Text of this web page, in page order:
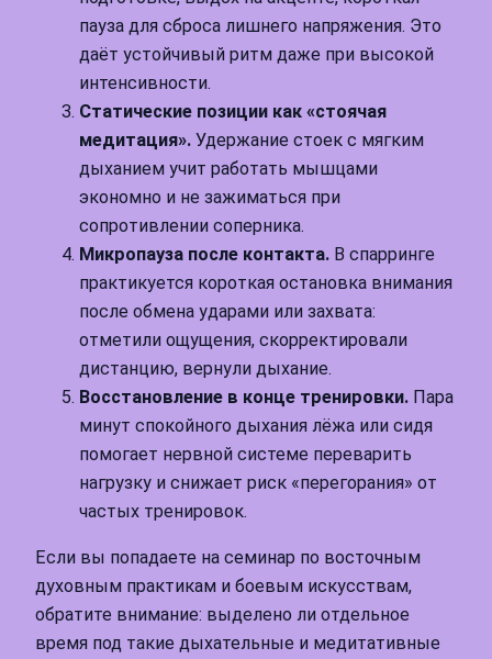
пауза для сброса лишнего напряжения. Это
даёт устойчивый ритм даже при высокой
интенсивности.
Статические позиции как «стоячая
медитация». Удержание стоек с мягким
дыханием учит работать мышцами
экономно и не зажиматься при
сопротивлении соперника.
Микропаузa после контакта. В спарринге
практикуется короткая остановка внимания
после обмена ударами или захвата:
отметили ощущения, скорректировали
дистанцию, вернули дыхание.
Восстановление в конце тренировки. Пара
минут спокойного дыхания лёжа или сидя
помогает нервной системе переварить
нагрузку и снижает риск «перегорания» от
частых тренировок.
Если вы попадаете на семинар по восточным
духовным практикам и боевым искусствам,
обратите внимание: выделено ли отдельное
время под такие дыхательные и медитативные